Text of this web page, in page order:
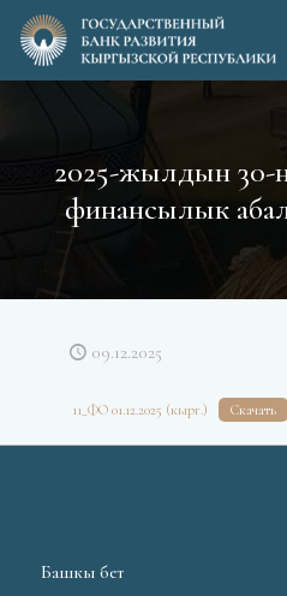
2025-жылдын 30-
финансылык
09.12.2025
11_ФО 01.12.2025 (кырг.) Скачать
Башкы бет